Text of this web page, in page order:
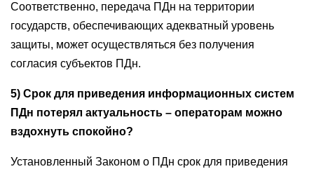
Соответственно, передача ПДн на территории
государств, обеспечивающих адекватный уровень
защиты, может осуществляться без получения
согласия субъектов ПДн.
5) Срок для приведения информационных систем
ПДн потерял актуальность – операторам можно
вздохнуть спокойно?
Установленный Законом о ПДн срок для приведения